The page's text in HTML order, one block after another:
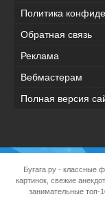
Политика
Обратная связь
Реклама
Вебмастерам
Полная версия
Бугага.ру- классные
картинок, свежие
занимательные топ-